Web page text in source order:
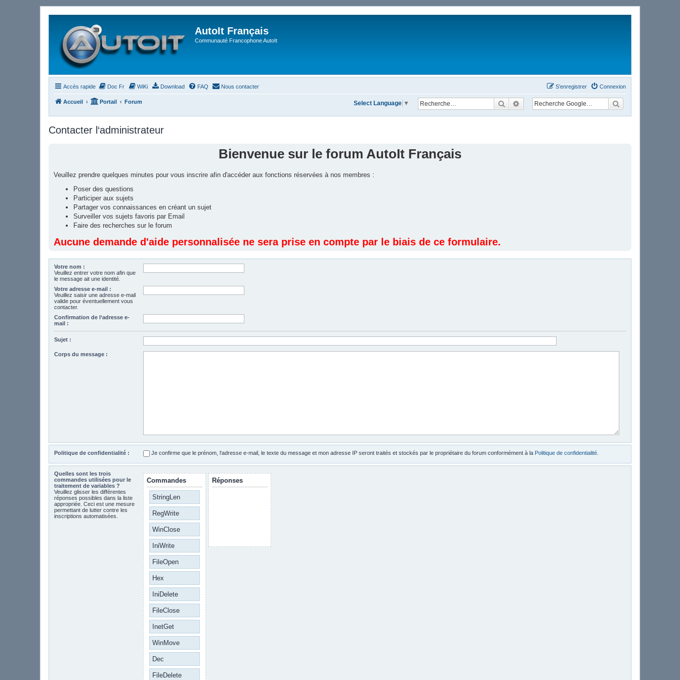
AutoIt Français
Communauté Francophone AutoIt
Accès rapide Doc Fr WiKi Download FAQ Nous contacter Connexion
S’enregistrer
Accueil Portail Forum RechercherRecherche avancée
Select Language ▼
Contacter l‘administrateur
Bienvenue sur le forum AutoIt Français
Veuillez prendre quelques minutes pour vous inscrire afin d'accéder aux fonctions réservées à nos membres :
Poser des questions
Participer aux sujets
Partager vos connaissances en créant un sujet
Surveiller vos sujets favoris par Email
Faire des recherches sur le forum
Aucune demande d'aide personnalisée ne sera prise en compte par le biais de ce formulaire.
Votre nom :
Veuillez entrer votre nom afin que
le message ait une identité.
Votre adresse e-mail :
Veuillez saisir une adresse e-mail
valide pour éventuellement vous
contacter.
Confirmation de l‘adresse e-
mail :
Sujet :
Corps du message :
Politique de confidentialité : Je confirme que le prénom, l‘adresse e-mail, le texte du message et mon adresse IP seront traités et stockés par le propriétaire du forum conformément à la Politique de confidentialité
Quelles sont les trois
commandes utilisées pour le
traitement de variables ?
Veuillez glisser les différentes
réponses possibles dans la liste
appropriée. Ceci est une mesure
permettant de lutter contre les
inscriptions automatisées.
Commandes
StringLen
RegWrite
WinClose
IniWrite
FileOpen
Hex
IniDelete
FileClose
InetGet
WinMove
Dec
FileDelete
Réponses